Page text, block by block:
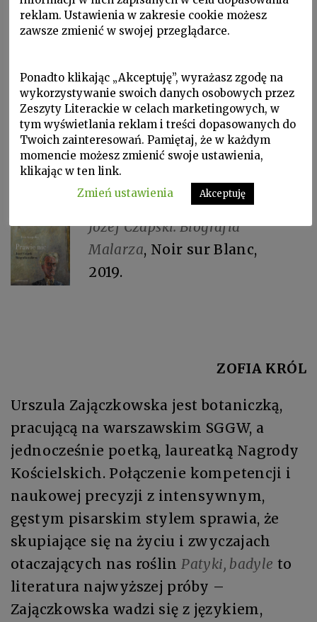
takie dla wielu czytelników: „One June
day I had never heard of him, the next
czerwcowego dnia nigdy o nim nie
słyszałem, następnego dnia stałem się
uzależniony”). I cała książka stanowi
rozwinięcie, uzasadnienie tego
krótkiego zdania.
Eric Karpeles,Prawie nic.
Józef Czapski. Biografia
Malarza, Noir sur Blanc,
2019.
ZOFIA KRÓL
Urszula Zajączkowska jest botaniczką,
pracującą na warszawskim SGGW, a
jednocześnie poetką, laureatką Nagrody
Kościelskich. Połączenie kompetencji i
naukowej precyzji z intensywnym,
gęstym pisarskim stylem sprawia, że
skupiające się na życiu i zwyczajach
otaczających nas roślinPatyki, badyle to
literatura najwyższej próby –
Zajączkowska wadzi się z językiem,
reklam. Ustawienia w zakresie cookie możesz
zawsze zmienić w swojej przeglądarce.
Ponadto klikając „Akceptuję”, wyrażasz zgodę na
wykorzystywanie swoich danych osobowych przez
Zeszyty Literackie w celach marketingowych, w
tym wyświetlania reklam i treści dopasowanych do
Twoich zainteresowań. Pamiętaj, że w każdym
momencie możesz zmienić swoje ustawienia,
klikając w ten link.
Zmień ustawienia
Akceptuję